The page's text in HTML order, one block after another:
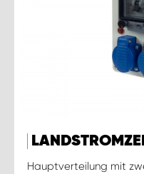
Hauptverteilung mit